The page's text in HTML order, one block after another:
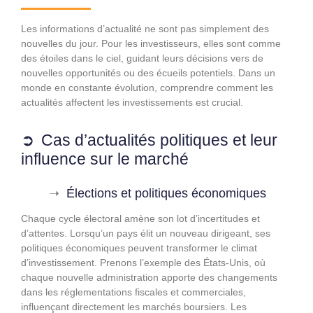
Les informations d’actualité ne sont pas simplement des
nouvelles du jour. Pour les investisseurs, elles sont comme
des étoiles dans le ciel, guidant leurs décisions vers de
nouvelles opportunités ou des écueils potentiels. Dans un
monde en constante évolution, comprendre comment les
actualités affectent les investissements est crucial.
Cas d’actualités politiques et leur
influence sur le marché
Élections et politiques économiques
Chaque cycle électoral amène son lot d’incertitudes et
d’attentes. Lorsqu’un pays élit un nouveau dirigeant, ses
politiques économiques peuvent transformer le climat
d’investissement. Prenons l’exemple des États-Unis, où
chaque nouvelle administration apporte des changements
dans les réglementations fiscales et commerciales,
influençant directement les marchés boursiers. Les